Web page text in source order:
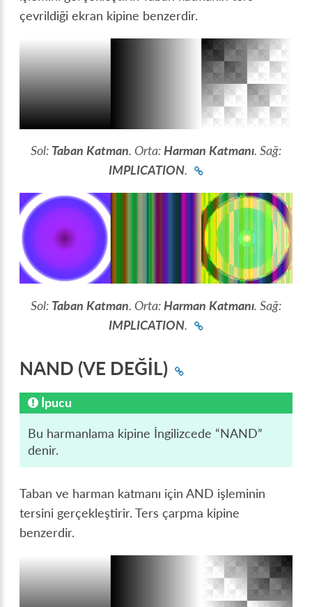
çevrildiği ekran kipine benzerdir.
Sol: Taban Katman. Orta:Harman Katmanı. Sağ:
IMPLICATION.
Sol: Taban Katman. Orta: Harman Katmanı. Sağ:
IMPLICATION.
NAND (VE DEĞİL)
İpucu
Bu harmanlama kipine İngilizcede “NAND”
denir.
Taban ve harman katmanı için AND işleminin
tersini gerçekleştirir. Ters çarpma kipine
benzerdir.